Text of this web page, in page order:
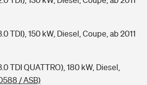
TDI), 150 kW, Diesel, Coupe, ab 2011
TDI QUATTRO), 180 kW, Diesel,
/ ASB)